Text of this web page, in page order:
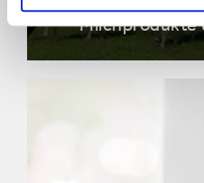
Milchprodukte